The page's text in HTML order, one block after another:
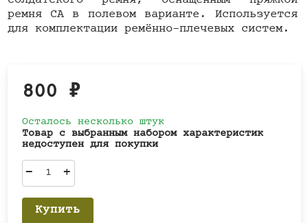
ремня СА в полевом варианте. Используется
для комплектации ремённо-плечевых систем.
800 ₽
Осталось несколько штук
Товар с выбранным набором характеристик
недоступен для покупки
– +
Купить